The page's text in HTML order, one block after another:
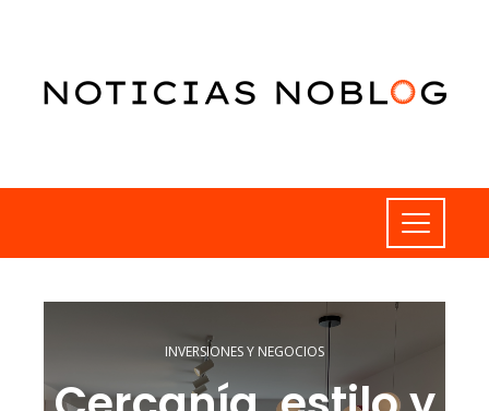
INVERSIONES Y NEGOCIOS